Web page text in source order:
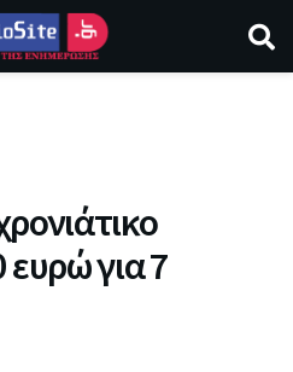
για 7